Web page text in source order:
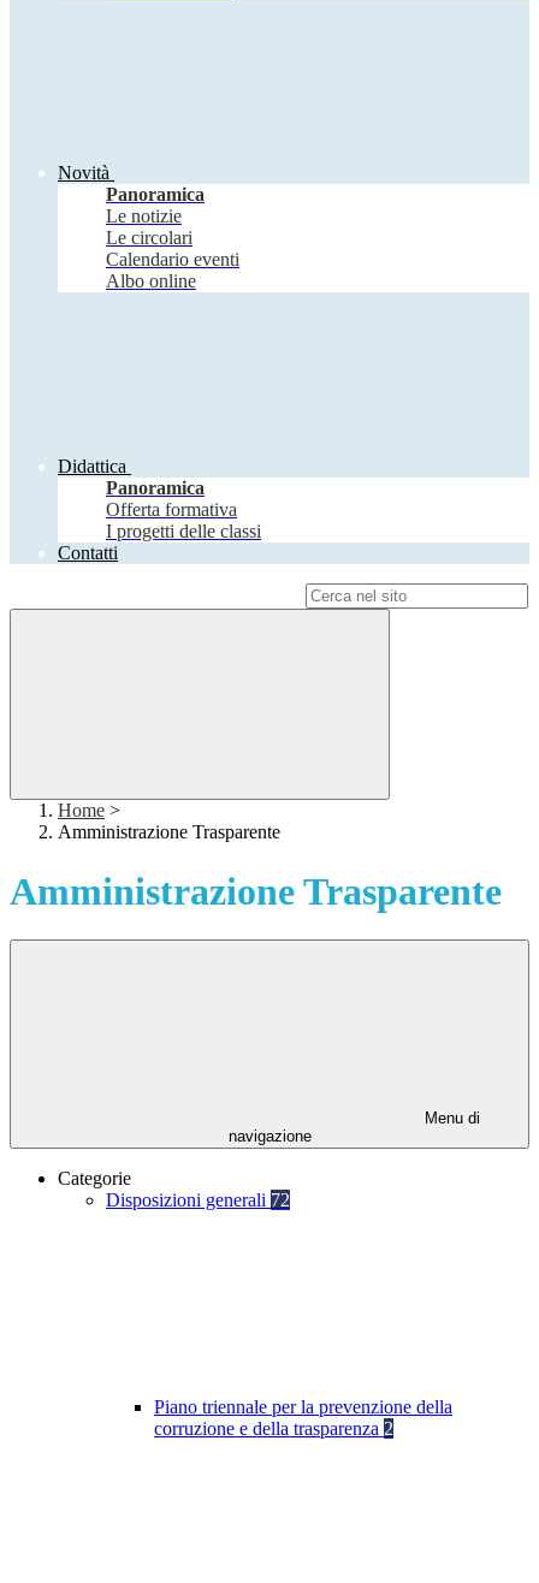
Novità
Panoramica
Le notizie
Le circolari
Calendario eventi
Albo online
Didattica
Panoramica
Offerta formativa
I progetti delle classi
Contatti
Home >
Amministrazione Trasparente
Amministrazione Trasparente
Menu di
navigazione
Categorie
Disposizioni generali 72
Piano triennale per la prevenzione della
corruzione e della trasparenza 2